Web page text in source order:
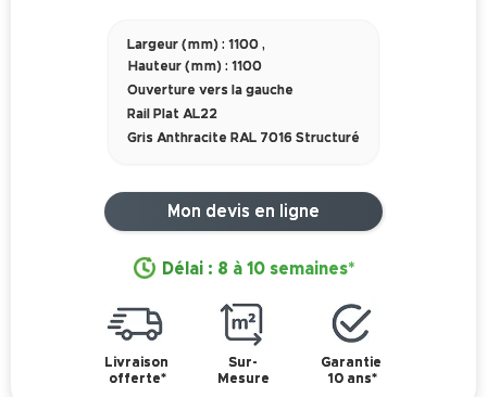
Largeur (mm) : 1100 ,
Hauteur (mm) : 1100
Ouverture vers la gauche
Rail Plat AL22
Gris Anthracite RAL 7016 Structuré
Mon devis en ligne
Délai : 8 à 10 semaines*
Livraison
offerte*
Sur-
Mesure
Garantie
10 ans*